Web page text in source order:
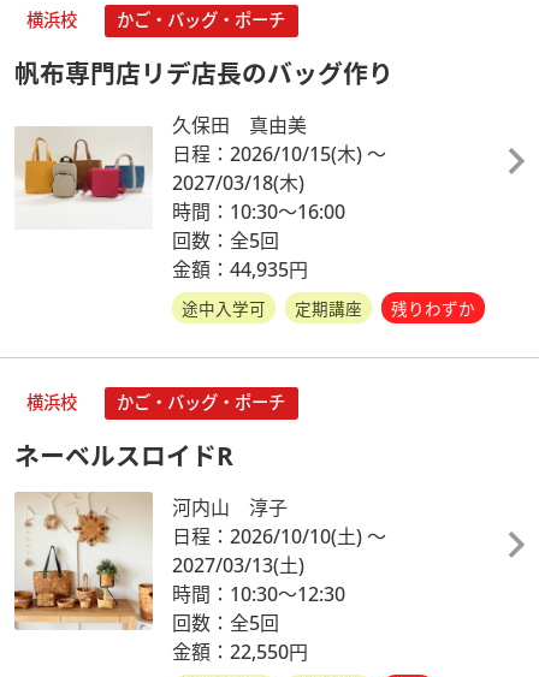
横浜校 かご・バッグ・ポーチ
帆布専門店リデ店長のバッグ作り
久保田 真由美
日程：2026/10/15(木)～
2027/03/18(木)
時間：10:30～16:00
回数：全5回
金額：44,935円
途中入学可 定期講座 残りわずか
横浜校 かご・バッグ・ポーチ
ネーベルスロイドR
河内山 淳子
日程：2026/10/10(土)～
2027/03/13(土)
時間：10:30～12:30
回数：全5回
金額：22,550円